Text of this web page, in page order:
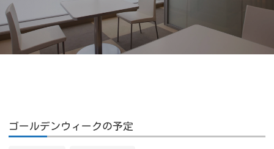
ゴールデンウィークの予定